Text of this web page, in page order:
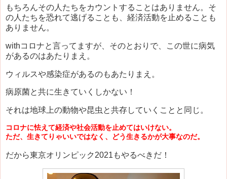
もちろんその人たちをカウントすることはありません。そ
の人たちを恐れて逃げることも、経済活動を止めることも
ありません。
withコロナと言ってますが、そのとおりで、この世に病気
があるのはあたりまえ。
ウィルスや感染症があるのもあたりまえ。
病原菌と共に生きていくしかない！
それは地球上の動物や昆虫と共存していくことと同じ。
コロナに怯えて経済や社会活動を止めてはいけない。
ただ、生きてりゃいいではなく、どう生きるかが大事なのだ。
だから東京オリンピック2021もやるべきだ！